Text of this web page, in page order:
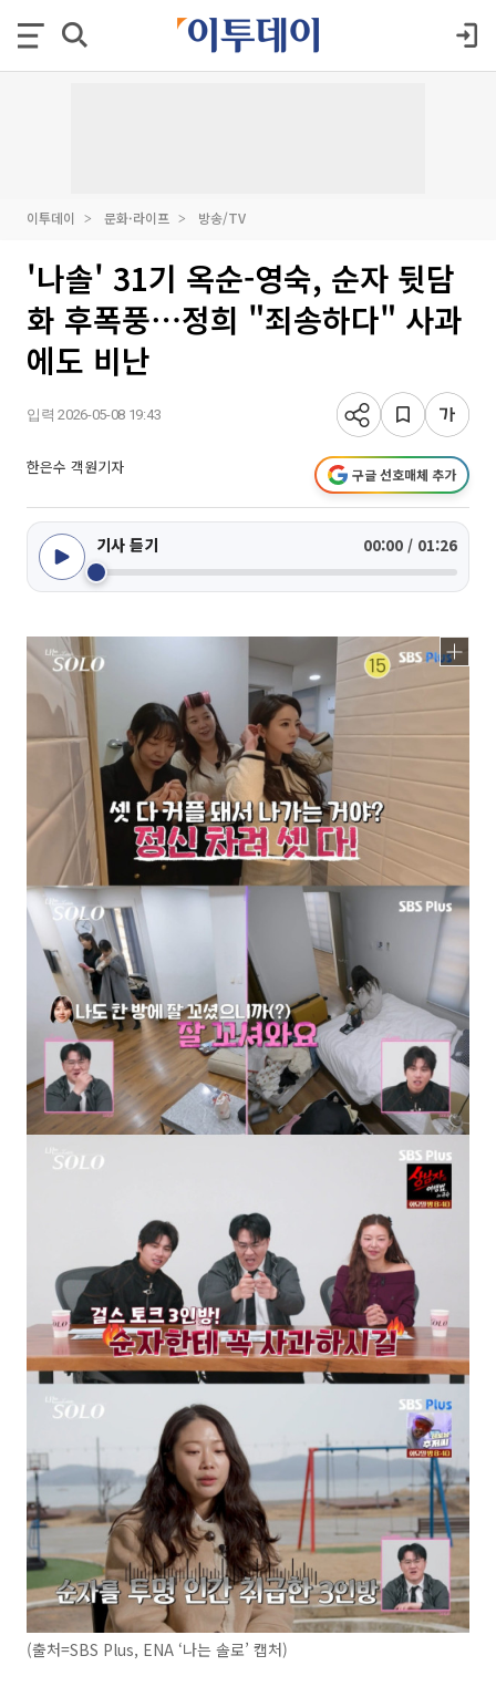
이투데이 문화·라이프 방송/TV
'나솔' 31기 옥순-영숙, 순자 뒷담
화 후폭풍⋯정희 "죄송하다" 사과
에도 비난
입력 2026-05-08 19:43
한은수 객원기자 구글 선호매체 추가
기사 듣기 00:00 / 01:26
(출처=SBS Plus, ENA ‘나는 솔로’ 캡처)